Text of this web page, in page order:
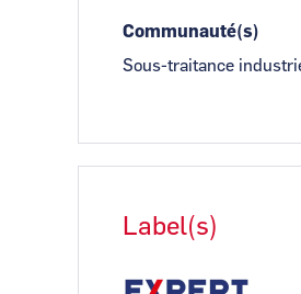
Communauté(s)
Sous-traitance
Label(s)